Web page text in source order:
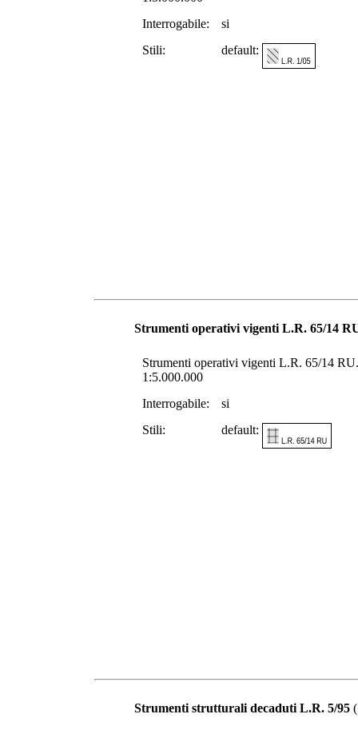
Interrogabile:
si
Stili:
default:
Strumenti operativi vigenti L.R. 65/14
Strumenti operativi vigenti L.R. 65/14
1:5.000.000
Interrogabile:
si
Stili:
default:
Strumenti strutturali decaduti L.R. 5/95